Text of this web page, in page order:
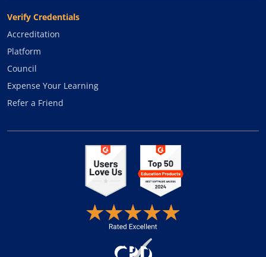
Verify Credentials
Accreditation
Platform
Council
Expense Your Learning
Refer a Friend